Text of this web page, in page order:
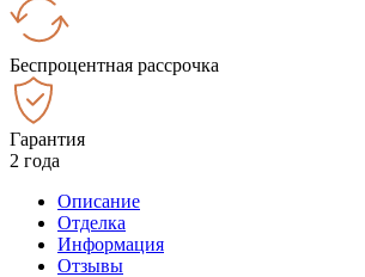
Беспроцентная рассрочка
Гарантия
2 года
Описание
Отделка
Информация
Отзывы